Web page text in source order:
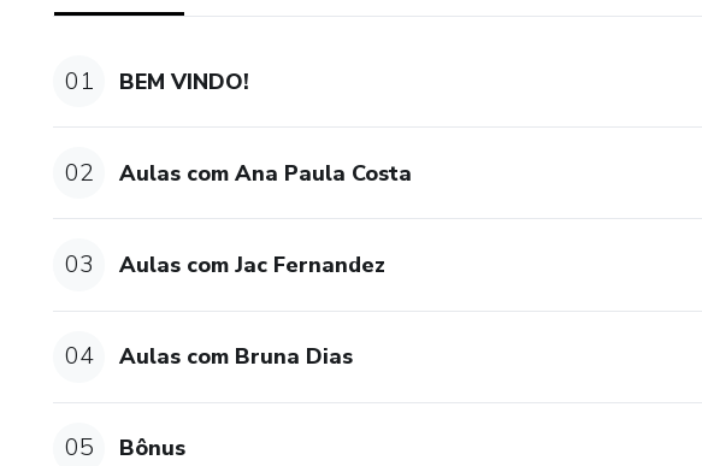
01 BEM VINDO!
02 Aulas com Ana Paula Costa
03 Aulas com Jac Fernandez
04 Aulas com Bruna Dias
05 Bônus